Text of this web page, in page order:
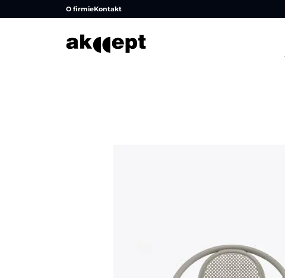
O firmieKontakt